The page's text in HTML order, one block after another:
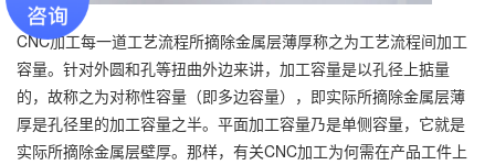
CNC加工每一道工艺流程所摘除金属层薄厚称之为工艺流程间加工
容量。针对外圆和孔等扭曲外边来讲，加工容量是以孔径上掂量
的，故称之为对称性容量（即多边容量），即实际所摘除金属层薄
厚是孔径里的加工容量之半。平面加工容量乃是单侧容量，它就是
实际所摘除金属层壁厚。那样，有关CNC加工为何需在产品工件上